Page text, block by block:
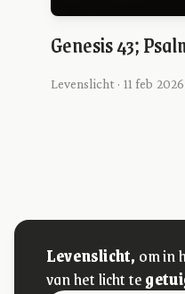
Genesis 43;
Levenslicht · 11 feb
Levenslicht, om in
van het licht te